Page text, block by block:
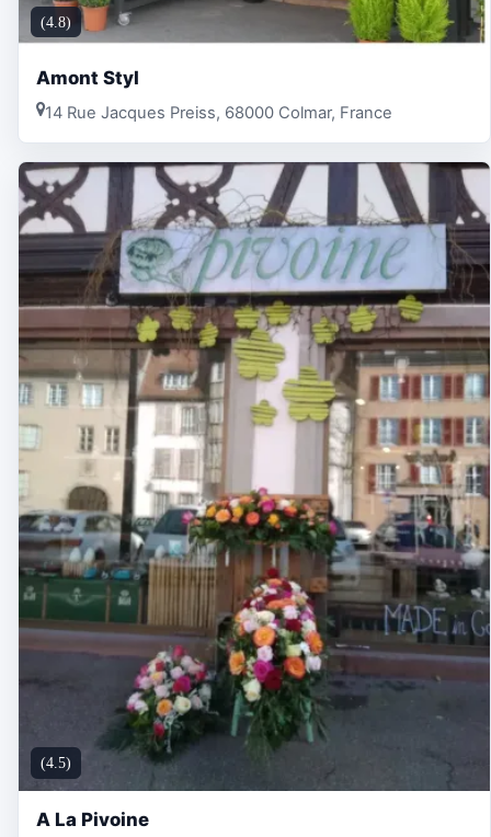
(4.8)
Amont Styl
14 Rue Jacques Preiss, 68000 Colmar, France
(4.5)
A La Pivoine